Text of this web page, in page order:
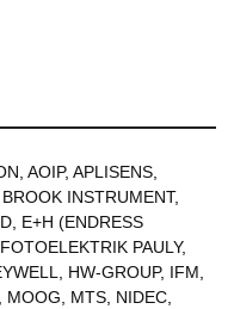
AOIP, APLISENS
BROOK INSTRUMENT,
E+H (ENDRESS
FOTOELEKTRIK PAULY,
HW-GROUP, IFM
MOOG MTS NIDEC